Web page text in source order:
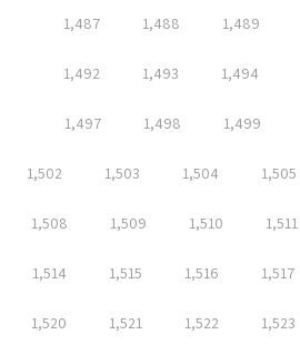
1,487 1,488 1,489
1,492 1,493 1,494
1,497 1,498 1,499
1,502 1,503 1,504 1,505
1,508 1,509 1,510 1,511
1,514 1,515 1,516 1,517
1,520 1,521 1,522 1,523